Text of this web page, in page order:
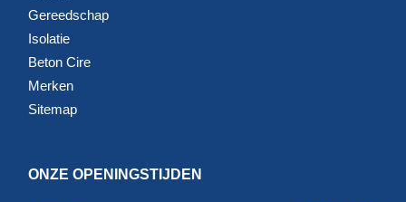
Gereedschap
Isolatie
Beton Cire
Merken
Sitemap
ONZE OPENINGSTIJDEN